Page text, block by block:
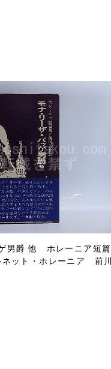
男爵 他 ホレーニア短篇
ト・ホレーニア 前川